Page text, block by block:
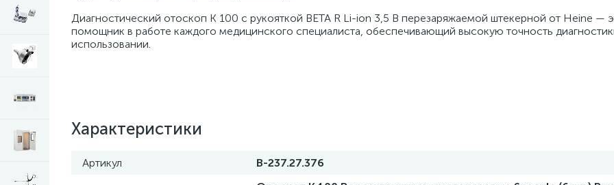
Диагностический отоскоп K 100 с рукояткой BETA R Li-ion 3,5 В перезаряжаемой штекерной от Heine —
помощник в работе каждого медицинского специалиста, обеспечивающий высокую точность
использовании.
Характеристики
Артикул В-237.27.376